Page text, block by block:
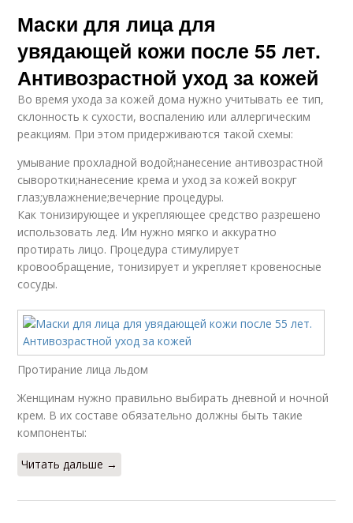
Маски для лица для
увядающей кожи после 55 лет.
Антивозрастной уход за кожей
Во время ухода за кожей дома нужно учитывать ее тип,
склонность к сухости, воспалению или аллергическим
реакциям. При этом придерживаются такой схемы:
умывание прохладной водой;нанесение антивозрастной
сыворотки;нанесение крема и уход за кожей вокруг
глаз;увлажнение;вечерние процедуры.
Как тонизирующее и укрепляющее средство разрешено
использовать лед. Им нужно мягко и аккуратно
протирать лицо. Процедура стимулирует
кровообращение, тонизирует и укрепляет кровеносные
сосуды.
Протирание лица льдом
Женщинам нужно правильно выбирать дневной и ночной
крем. В их составе обязательно должны быть такие
компоненты:
Читать дальше →